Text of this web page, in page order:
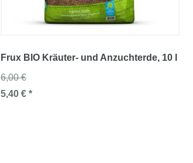
Frux BIO Kräuter- und Anzuchterde, 10 l
6,00 €
5,40 € *